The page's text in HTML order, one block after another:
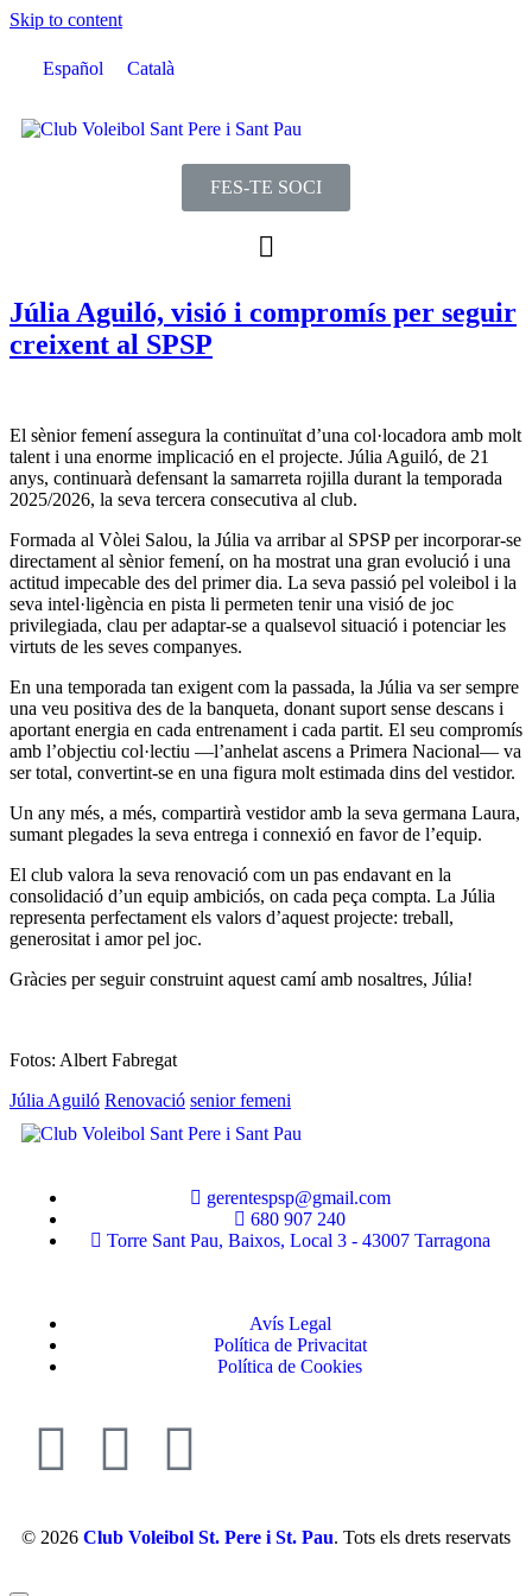
Skip to content
Español Català
FES-TE SOCI
Júlia Aguiló, visió i compromís per seguir
creixent al SPSP
El sènior femení assegura la continuïtat d’una col·locadora amb molt
talent i una enorme implicació en el projecte. Júlia Aguiló, de 21
anys, continuarà defensant la samarreta rojilla durant la temporada
2025/2026, la seva tercera consecutiva al club.
Formada al Vòlei Salou, la Júlia va arribar al SPSP per incorporar-se
directament al sènior femení, on ha mostrat una gran evolució i una
actitud impecable des del primer dia. La seva passió pel voleibol i la
seva intel·ligència en pista li permeten tenir una visió de joc
privilegiada, clau per adaptar-se a qualsevol situació i potenciar les
virtuts de les seves companyes.
En una temporada tan exigent com la passada, la Júlia va ser sempre
una veu positiva des de la banqueta, donant suport sense descans i
aportant energia en cada entrenament i cada partit. El seu compromís
amb l’objectiu col·lectiu —l’anhelat ascens a Primera Nacional— va
ser total, convertint-se en una figura molt estimada dins del vestidor.
Un any més, a més, compartirà vestidor amb la seva germana Laura,
sumant plegades la seva entrega i connexió en favor de l’equip.
El club valora la seva renovació com un pas endavant en la
consolidació d’un equip ambiciós, on cada peça compta. La Júlia
representa perfectament els valors d’aquest projecte: treball,
generositat i amor pel joc.
Gràcies per seguir construint aquest camí amb nosaltres, Júlia!
Fotos: Albert Fabregat
Júlia Aguiló Renovació senior femeni
gerentespsp@gmail.com
680 907 240
Torre Sant Pau, Baixos, Local 3 - 43007 Tarragona
Avís Legal
Política de Privacitat
Política de Cookies
© 2026 Club Voleibol St. Pere i St. Pau. Tots els drets reservats